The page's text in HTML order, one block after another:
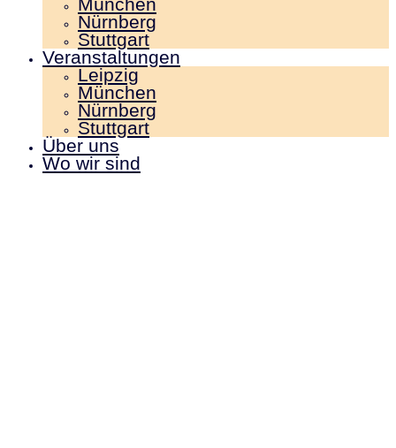
München
Nürnberg
Stuttgart
Veranstaltungen
Leipzig
München
Nürnberg
Stuttgart
Über uns
Wo wir sind